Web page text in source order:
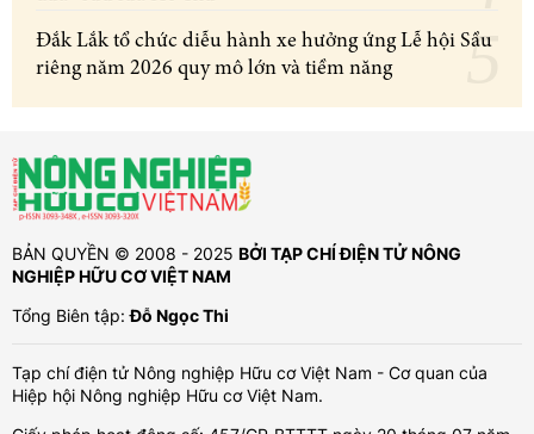
Đắk Lắk tổ chức diễu hành xe hưởng ứng Lễ hội Sầu
riêng năm 2026 quy mô lớn và tiềm năng
BẢN QUYỀN © 2008 - 2025 BỞI TẠP CHÍ ĐIỆN TỬ NÔNG
NGHIỆP HỮU CƠ VIỆT NAM
Tổng Biên tập:Đỗ Ngọc Thi
Tạp chí điện tử Nông nghiệp Hữu cơ Việt Nam - Cơ quan của
Hiệp hội Nông nghiệp Hữu cơ Việt Nam.